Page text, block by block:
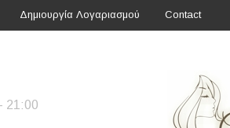
Δημιουργία Λογαριασμού Contact
21:00